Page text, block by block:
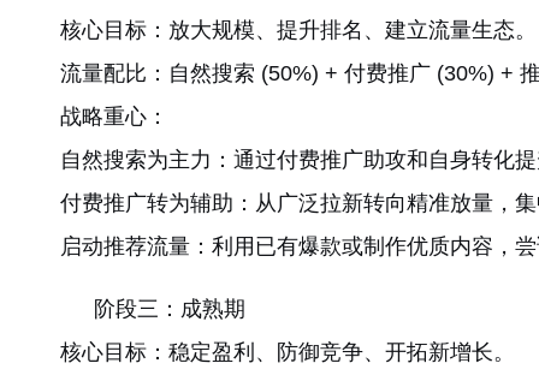
核心目标：放大规模、提升排名、建立流量生态。
流量配比：自然搜索 (50%) + 付费推广 (30%) +
战略重心：
自然搜索为主力：通过付费推广助攻和自身转化
付费推广转为辅助：从广泛拉新转向精准放量，
启动推荐流量：利用已有爆款或制作优质内容，
阶段三：成熟期
核心目标：稳定盈利、防御竞争、开拓新增长。